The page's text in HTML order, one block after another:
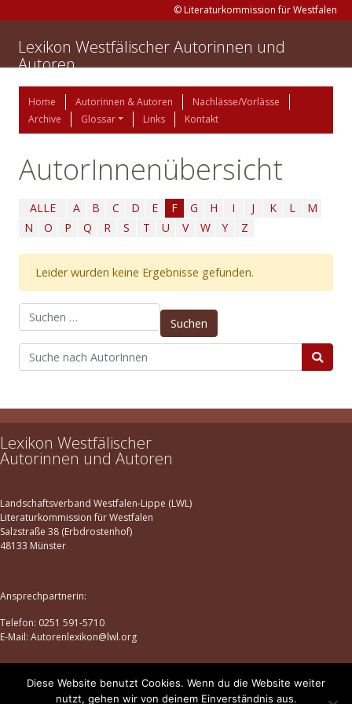
© Literaturkommission für Westfalen
Lexikon Westfälischer Autorinnen und
Autoren
Home Autorinnen & Autoren
Nachlässe/Vorlässe
Archive
Glossar Links Kontakt
AutorInnenübersicht
ALLE A B C D E F G H I J K L
M
N
O P Q R S T U V W Y Z
Leider wurden keine Ergebnisse gefunden.
Suchen nach:
Lexikon Westfälischer
Autorinnen und Autoren
Landschaftsverband Westfalen-Lippe (LWL)
Literaturkommission für Westfalen
Salzstraße 38 (Erbdrostenhof)
48133 Münster
Ansprechpartnerin:
Telefon: 0251 591-5710
E-Mail: Autorenlexikon@lwl.org
Datenschutz |Impressum
Diese Website benutzt Cookies. Wenn du die Website weiter
nutzt, gehen wir von deinem Einverständnis aus.